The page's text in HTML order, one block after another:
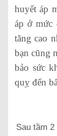
huyết áp
áp ở mức
tăng cao
bạn cũng
bảo sức
quỵ đến
Sau tầm